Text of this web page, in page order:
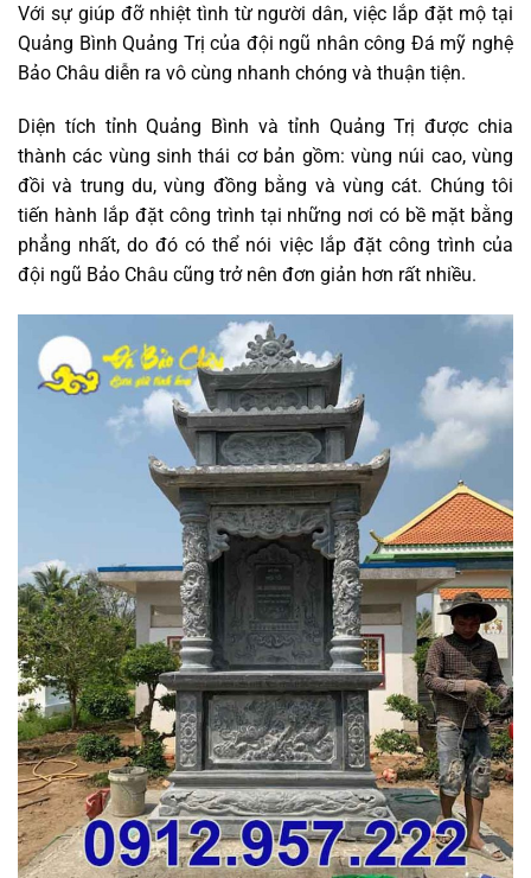
Với sự giúp đỡ nhiệt tình từ người dân, việc lắp đặt mộ tại
Quảng Bình Quảng Trị của đội ngũ nhân công Đá mỹ nghệ
Bảo Châu diễn ra vô cùng nhanh chóng và thuận tiện.
Diện tích tỉnh Quảng Bình và tỉnh Quảng Trị được chia
thành các vùng sinh thái cơ bản gồm: vùng núi cao, vùng
đồi và trung du, vùng đồng bằng và vùng cát. Chúng tôi
tiến hành lắp đặt công trình tại những nơi có bề mặt bằng
phẳng nhất, do đó có thể nói việc lắp đặt công trình của
đội ngũ Bảo Châu cũng trở nên đơn giản hơn rất nhiều.